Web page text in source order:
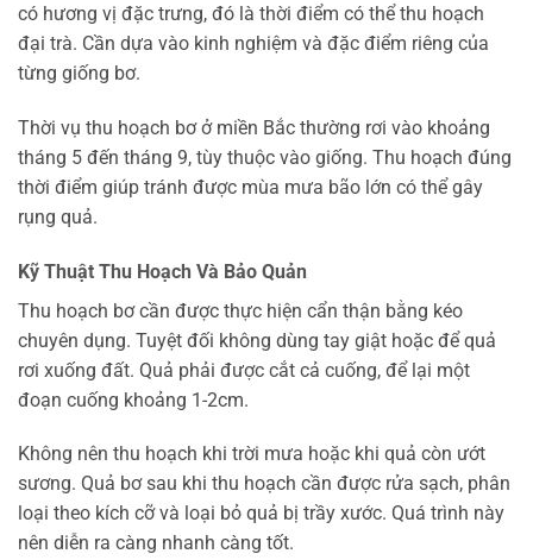
có hương vị đặc trưng, đó là thời điểm có thể thu hoạch
đại trà. Cần dựa vào kinh nghiệm và đặc điểm riêng của
từng giống bơ.
Thời vụ thu hoạch bơ ở miền Bắc thường rơi vào khoảng
tháng 5 đến tháng 9, tùy thuộc vào giống. Thu hoạch đúng
thời điểm giúp tránh được mùa mưa bão lớn có thể gây
rụng quả.
Kỹ Thuật Thu Hoạch Và Bảo Quản
Thu hoạch bơ cần được thực hiện cẩn thận bằng kéo
chuyên dụng. Tuyệt đối không dùng tay giật hoặc để quả
rơi xuống đất. Quả phải được cắt cả cuống, để lại một
đoạn cuống khoảng 1-2cm.
Không nên thu hoạch khi trời mưa hoặc khi quả còn ướt
sương. Quả bơ sau khi thu hoạch cần được rửa sạch, phân
loại theo kích cỡ và loại bỏ quả bị trầy xước. Quá trình này
nên diễn ra càng nhanh càng tốt.